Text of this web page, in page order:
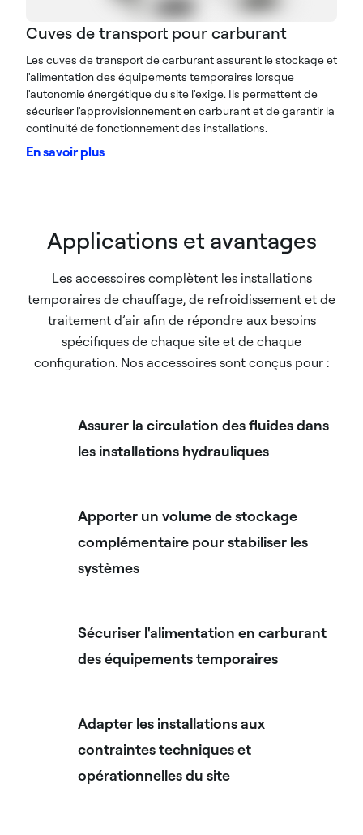
Cuves de transport pour carburant
Les cuves de transport de carburant assurent le stockage et
l'alimentation des équipements temporaires lorsque
l'autonomie énergétique du site l'exige. Ils permettent de
sécuriser l'approvisionnement en carburant et de garantir la
continuité de fonctionnement des installations.
En savoir plus
Applications et avantages
Les accessoires complètent les installations
temporaires de chauffage, de refroidissement et de
traitement d’air afin de répondre aux besoins
spécifiques de chaque site et de chaque
configuration. Nos accessoires sont conçus pour :
Assurer la circulation des fluides dans
les installations hydrauliques
Apporter un volume de stockage
complémentaire pour stabiliser les
systèmes
Sécuriser l'alimentation en carburant
des équipements temporaires
Adapter les installations aux
contraintes techniques et
opérationnelles du site